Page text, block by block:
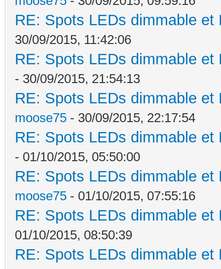
RE: Spots LEDs dimmable
30/09/2015, 11:42:06
RE: Spots LEDs dimmable
- 30/09/2015, 21:54:13
RE: Spots LEDs dimmable
moose75 - 30/09/2015, 22:17:54
RE: Spots LEDs dimmable
- 01/10/2015, 05:50:00
RE: Spots LEDs dimmable
moose75 - 01/10/2015, 07:55:16
RE: Spots LEDs dimmable
01/10/2015, 08:50:39
RE: Spots LEDs dimmable